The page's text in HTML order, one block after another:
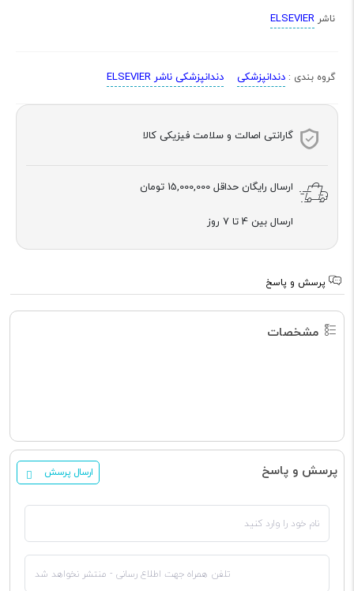
ناشر ELSEVIER
گروه بندی : دندانپزشکی دندانپزشکی ناشر ELSEVIER
گارانتی اصالت و سلامت فیزیکی کالا
ارسال رایگان حداقل 15,000,000 تومان
ارسال بین 4 تا 7 روز
پرسش و پاسخ
مشخصات
پرسش و پاسخ ارسال پرسش